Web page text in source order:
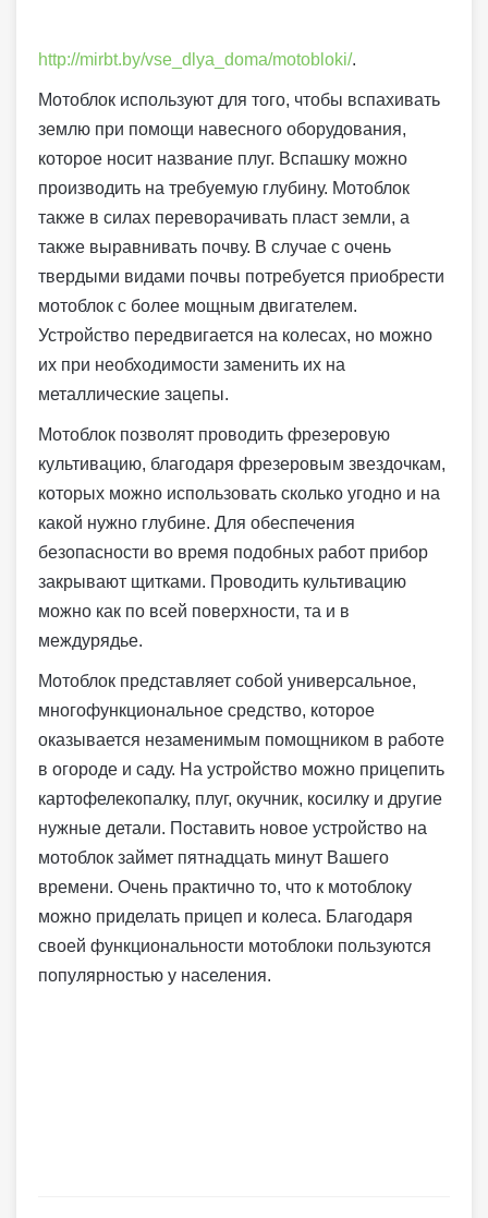
http://mirbt.by/vse_dlya_doma/motobloki/.
Мотоблок используют для того, чтобы вспахивать
землю при помощи навесного оборудования,
которое носит название плуг. Вспашку можно
производить на требуемую глубину. Мотоблок
также в силах переворачивать пласт земли, а
также выравнивать почву. В случае с очень
твердыми видами почвы потребуется приобрести
мотоблок с более мощным двигателем.
Устройство передвигается на колесах, но можно
их при необходимости заменить их на
металлические зацепы.
Мотоблок позволят проводить фрезеровую
культивацию, благодаря фрезеровым звездочкам,
которых можно использовать сколько угодно и на
какой нужно глубине. Для обеспечения
безопасности во время подобных работ прибор
закрывают щитками. Проводить культивацию
можно как по всей поверхности, та и в
междурядье.
Мотоблок представляет собой универсальное,
многофункциональное средство, которое
оказывается незаменимым помощником в работе
в огороде и саду. На устройство можно прицепить
картофелекопалку, плуг, окучник, косилку и другие
нужные детали. Поставить новое устройство на
мотоблок займет пятнадцать минут Вашего
времени. Очень практично то, что к мотоблоку
можно приделать прицеп и колеса. Благодаря
своей функциональности мотоблоки пользуются
популярностью у населения.